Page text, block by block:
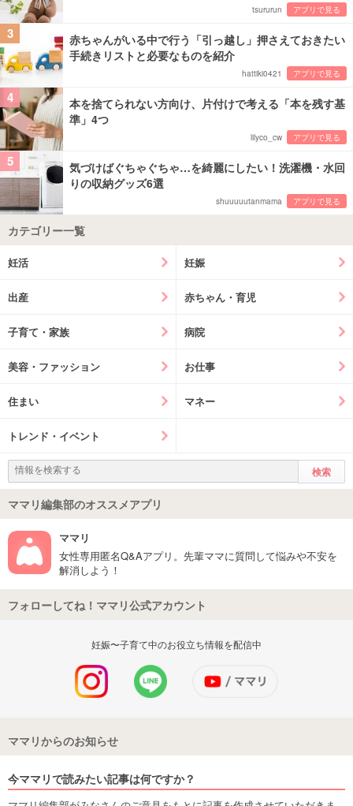
tsururun アプリで見る
3
赤ちゃんがいる中で行う「引っ越し」押さえておきたい
手続きリストと必要なものを紹介
hattiki0421 アプリで見る
4
本を捨てられない方向け、片付けで考える「本を残す基
準」4つ
lilyco_cw アプリで見る
5
気づけばぐちゃぐちゃ…を綺麗にしたい！洗濯機・水回
りの収納グッズ6選
shuuuuutanmama アプリで見る
カテゴリー一覧
妊活 妊娠
出産 赤ちゃん・育児
子育て・家族 病院
美容・ファッション お仕事
住まい マネー
トレンド・イベント
ママリ編集部のオススメアプリ
ママリ
女性専用匿名Q&Aアプリ。先輩ママに質問して悩みや不安を
解消しよう！
フォローしてね！ママリ公式アカウント
妊娠〜子育て中のお役立ち情報を配信中
ママリからのお知らせ
今ママリで読みたい記事は何ですか？